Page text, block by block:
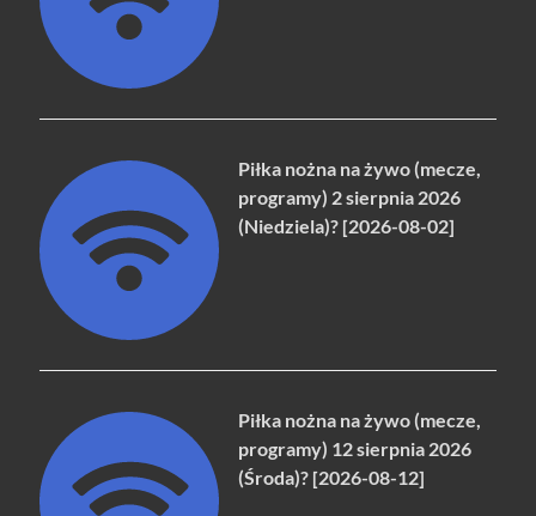
Piłka nożna na żywo (mecze,
programy) 2 sierpnia 2026
(Niedziela)? [2026-08-02]
Piłka nożna na żywo (mecze,
programy) 12 sierpnia 2026
(Środa)? [2026-08-12]